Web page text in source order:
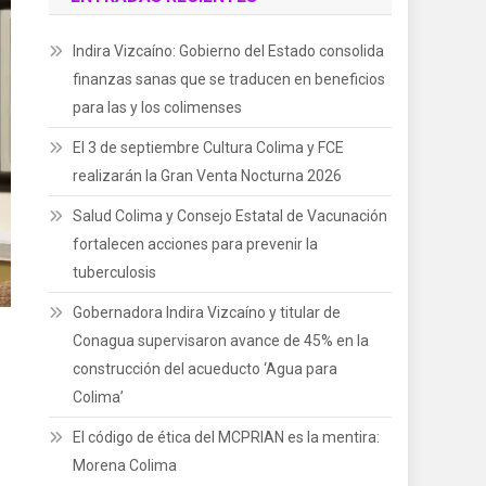
Indira Vizcaíno: Gobierno del Estado consolida
finanzas sanas que se traducen en beneficios
para las y los colimenses
El 3 de septiembre Cultura Colima y FCE
realizarán la Gran Venta Nocturna 2026
Salud Colima y Consejo Estatal de Vacunación
fortalecen acciones para prevenir la
tuberculosis
Gobernadora Indira Vizcaíno y titular de
Conagua supervisaron avance de 45% en la
construcción del acueducto ‘Agua para
Colima’
El código de ética del MCPRIAN es la mentira:
Morena Colima